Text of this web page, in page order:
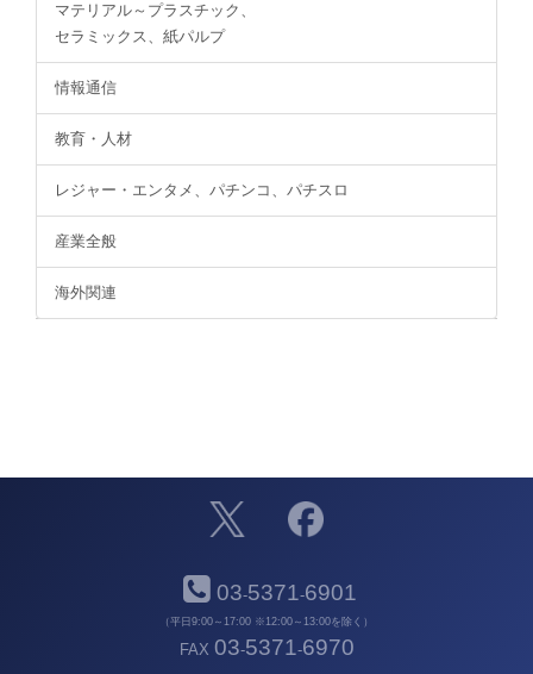
マテリアル～プラスチック、
セラミックス、紙パルプ
情報通信
教育・人材
レジャー・エンタメ、パチンコ、パチスロ
産業全般
海外関連
03-5371-6901
（平日9:00～17:00 ※12:00～13:00を除く）
FAX 03-5371-6970